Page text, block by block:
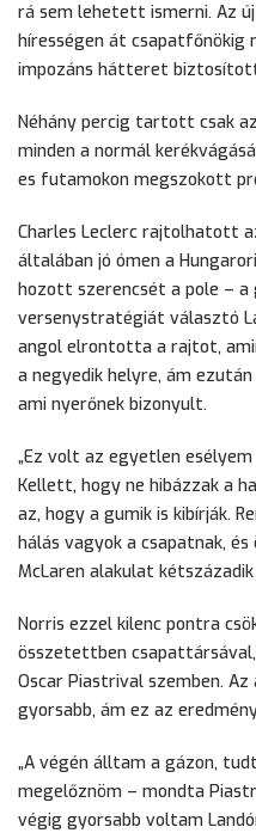
rá sem lehetett ismerni. Az
hírességen át csapatfőnökig
impozáns hátteret
Néhány percig tartott csak
minden a normál
es futamokon megszokott
Charles Leclerc rajtolhatott
általában jó ómen a
hozott szerencsét a pole –
versenystratégiát választó
angol elrontotta a rajtot,
a negyedik helyre, ám
ami nyerőnek bizonyult.
„Ez volt az egyetlen
Kellett, hogy ne hibázzak a
az, hogy a gumik is kibírják.
hálás vagyok a csapatnak,
McLaren alakulat
Norris ezzel kilenc pontra
összetettben
Oscar Piastrival szemben.
gyorsabb, ám ez az
„A végén álltam a gázon,
megelőznöm – mondta
végig gyorsabb voltam